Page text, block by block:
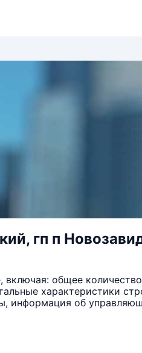
гп п
общее
характеристики
информация об